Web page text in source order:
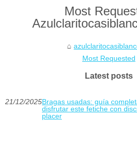
Most
Most Requested
Latest posts
21/12/2025Bragas usadas: guía
disfrutar este fetiche con
placer